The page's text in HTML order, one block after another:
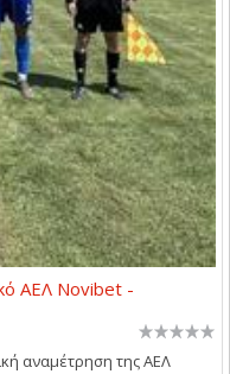
ΑΕΛ Novibet -
αναμέτρηση της ΑΕΛ